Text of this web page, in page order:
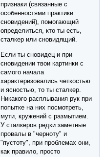
признаки (связанные с
особенностями практики
сновидений), помогающий
определиться, кто ты есть,
сталкер или сновидящий.
Если ты сновидец и при
сновидении твои картинки с
самого начала
характеризовались четкостью
и ясностью, то ты сталкер.
Никакого расплывания рук при
попытке на них посмотреть,
мути, кружений с размытием.
У сталкеров редки заметные
провалы в "черноту" и
"пустоту", при проблемах они,
как правило, просто